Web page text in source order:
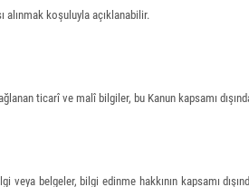
alınmak koşuluyla açıklanabilir.
ticarî ve malî bilgiler, bu Kanun kapsamı
belgeler, bilgi edinme hakkının kapsamı